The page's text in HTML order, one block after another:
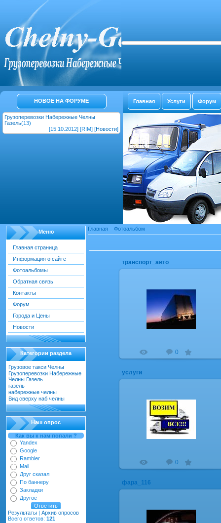
НОВОЕ НА ФОРУМЕ
Грузоперевозки Набережные Челны
Газель(13)
[15.10.2012] [RIM] [Новости]
Главная Услуги Форум
Меню
Главная страница
Информация о сайте
Фотоальбомы
Обратная связь
Контакты
Форум
Города и Цены
Новости
Категории раздела
Грузовое такси Челны
Грузоперевозки Набережные
Челны Газель
газель
набережные челны
Вид сверху наб челны
Наш опрос
Как вы к нам попали ?
Yandex
Google
Rambler
Mail
Друг сказал
По баннеру
Закладки
Другое
Результаты | Архив опросов
Всего ответов: 121
Главная Фотоальбом
транспорт_авто
15.10.2012
транспорт_авто
RIM
0
услуги
15.10.2012
услуги
RIM
0
фара_116
15.10.2012